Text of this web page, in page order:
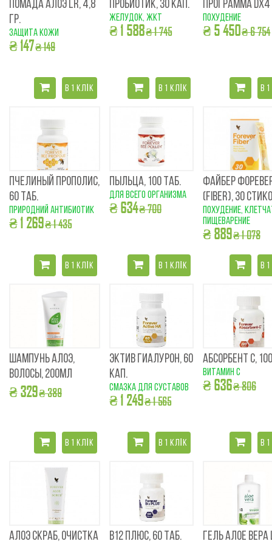
ПОМАДА АЛОЭ LR, 4,8
ГР.
защита кожи
₴ 147₴ 149
В 1 КЛІК
ПРОБИОТИК, 30 КАП.
желудок, жкт
₴ 1 588₴ 1 745
В 1 КЛІК
ПРОГРАММА DX4
похудение
₴ 5 450₴ 6 754
В
ПЧЕЛИНЫЙ ПРОПОЛИС,
60 ТАБ.
природний антибиотик
₴ 1 269₴ 1 435
В 1 КЛІК
ПЫЛЬЦА, 100 ТАБ.
для всего организма
₴ 634₴ 700
В 1 КЛІК
ФАЙБЕР
(FIBER), 30
похудение,
пищеварение
₴ 889₴ 1 078
В
ШАМПУНЬ АЛОЭ,
ВОЛОСЫ, 200МЛ
₴ 329₴ 389
В 1 КЛІК
ЭКТИВ ГИАЛУРОН, 60
КАП.
смазка для суставов
₴ 1 249₴ 1 565
В 1 КЛІК
АБСОРБЕНТ С,
витамин с
₴ 636₴ 806
В
АЛОЭ СКРАБ, ОЧИСТКА В12 ПЛЮС, 60 ТАБ. ГЕЛЬ АЛОЕ ВЕРА